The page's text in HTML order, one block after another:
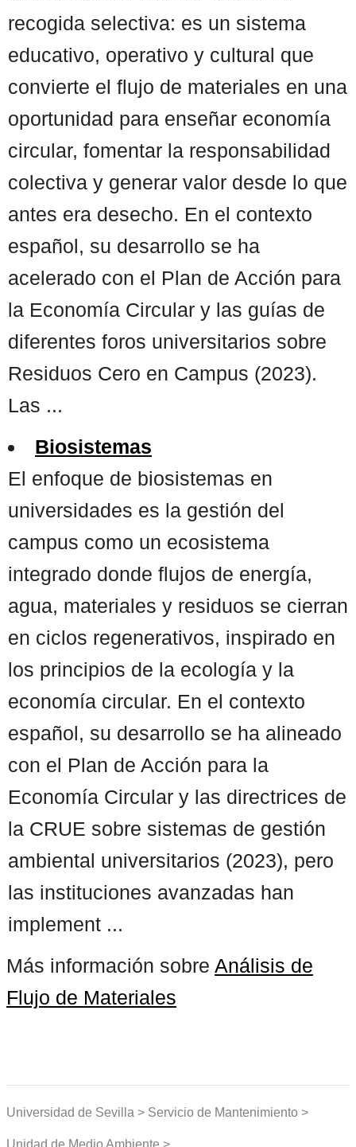
recogida selectiva: es un sistema
educativo, operativo y cultural que
convierte el flujo de materiales en una
oportunidad para enseñar economía
circular, fomentar la responsabilidad
colectiva y generar valor desde lo que
antes era desecho. En el contexto
español, su desarrollo se ha
acelerado con el Plan de Acción para
la Economía Circular y las guías de
diferentes foros universitarios sobre
Residuos Cero en Campus (2023).
Las ...
Biosistemas
El enfoque de biosistemas en
universidades es la gestión del
campus como un ecosistema
integrado donde flujos de energía,
agua, materiales y residuos se cierran
en ciclos regenerativos, inspirado en
los principios de la ecología y la
economía circular. En el contexto
español, su desarrollo se ha alineado
con el Plan de Acción para la
Economía Circular y las directrices de
la CRUE sobre sistemas de gestión
ambiental universitarios (2023), pero
las instituciones avanzadas han
implement ...
Más información sobre Análisis de
Flujo de Materiales
Universidad de Sevilla > Servicio de Mantenimiento >
Unidad de Medio Ambiente >